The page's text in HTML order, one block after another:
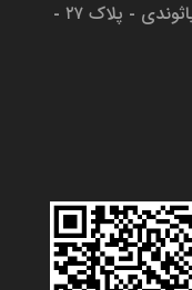
آدرس: تهران استاد معین - خیابان غیاثوندی - پلاک ۲۷ -